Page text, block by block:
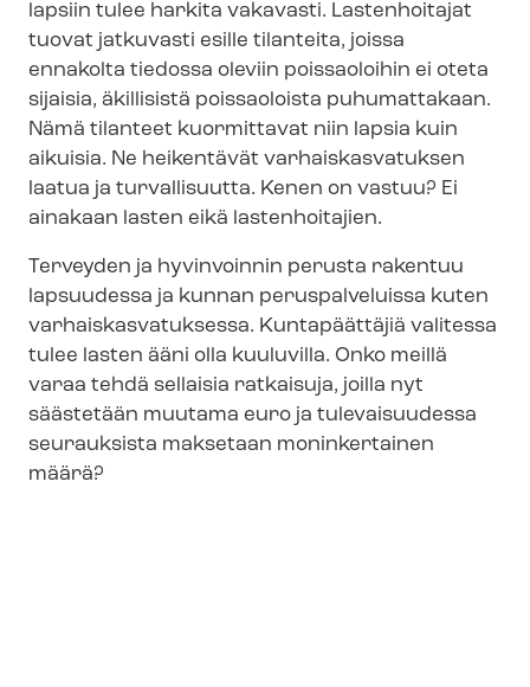
lapsiin tulee harkita vakavasti. Lastenhoitajat
tuovat jatkuvasti esille tilanteita, joissa
ennakolta tiedossa oleviin poissaoloihin ei oteta
sijaisia, äkillisistä poissaoloista puhumattakaan.
Nämä tilanteet kuormittavat niin lapsia kuin
aikuisia. Ne heikentävät var­hais­kas­va­tuk­sen
laatua ja turvallisuutta. Kenen on vastuu? Ei
ainakaan lasten eikä lastenhoitajien.
Terveyden ja hyvinvoinnin perusta rakentuu
lapsuudessa ja kunnan peruspalveluissa kuten
var­hais­kas­va­tuk­ses­sa. Kuntapäättäjiä valitessa
tulee lasten ääni olla kuuluvilla. Onko meillä
varaa tehdä sellaisia ratkaisuja, joilla nyt
säästetään muutama euro ja tulevaisuudessa
seurauksista maksetaan moninkertainen
määrä?